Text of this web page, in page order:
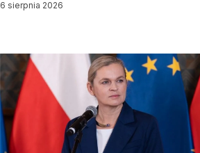
6 sierpnia 2026